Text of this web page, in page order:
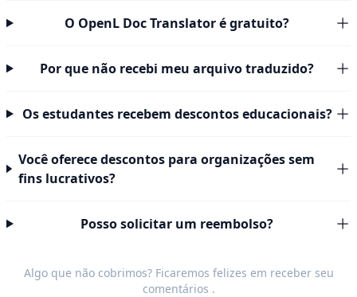
O OpenL Doc Translator é gratuito?
Por que não recebi meu arquivo traduzido?
Os estudantes recebem descontos educacionais?
Você oferece descontos para organizações sem
fins lucrativos?
Posso solicitar um reembolso?
Algo que não cobrimos? Ficaremos felizes em receber seu
comentários .